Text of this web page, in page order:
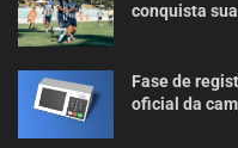
conquista
Fase de
oficial da